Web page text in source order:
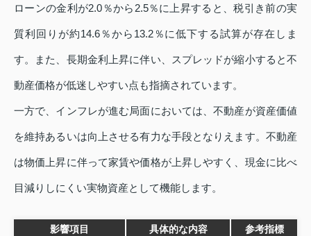
ローンの金利が2.0％から2.5％に上昇すると、税引き前の実
質利回りが約14.6％から13.2％に低下する試算が存在しま
す。また、長期金利上昇に伴い、スプレッドが縮小すると不
動産価格が低迷しやすい点も指摘されています。
一方で、インフレが進む局面においては、不動産が資産価値
を維持あるいは向上させる有力な手段となりえます。不動産
は物価上昇に伴って家賃や価格が上昇しやすく、現金に比べ
目減りしにくい実物資産として機能します。
影響項目 具体的な内容 参考指標